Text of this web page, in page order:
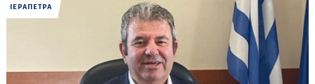
ΙΕΡΑΠΕΤΡΑ